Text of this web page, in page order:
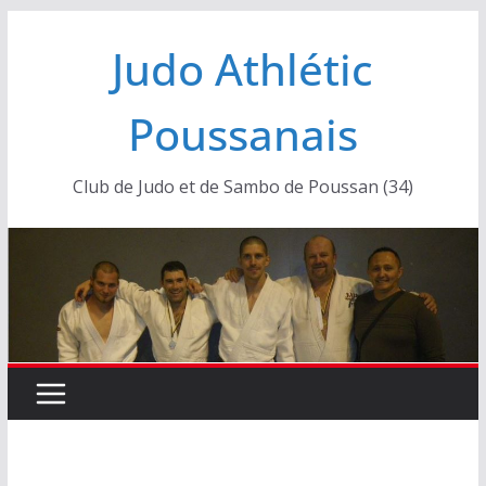
Judo Athlétic
Poussanais
Club de Judo et de Sambo de Poussan (34)